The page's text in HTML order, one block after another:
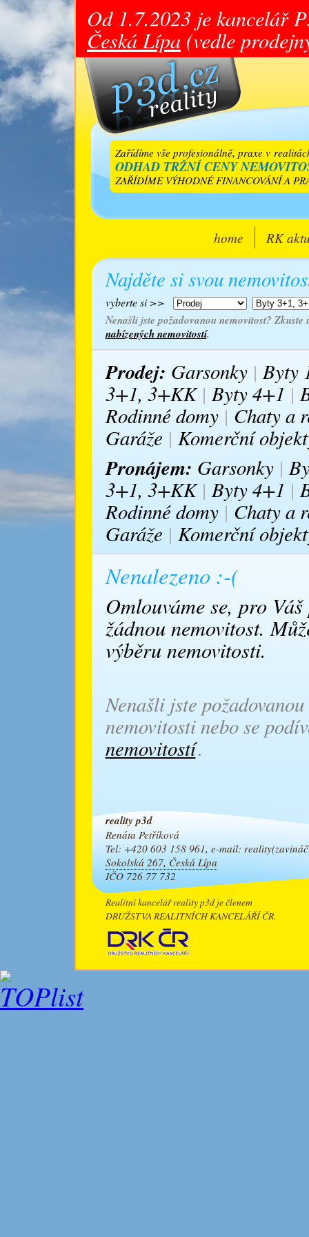
Od 1.7.2023 je kancelář
Česká Lípa (vedle
Zařídíme vše profesionálně, praxe v
ODHAD TRŽNÍ CENY
ZAŘÍDÍME VÝHODNÉ FINANCOVÁNÍ A
home RK
Najděte si svou
vyberte si >>
Nenašli jste požadovanou nemovitost?
nabízených nemovitostí.
Prodej: Garsonky|Byty
3+1, 3+KK|Byty 4+1 |
Rodinné domy| Chaty a
Garáže | Komerční
Pronájem: Garsonky|
3+1, 3+KK|Byty 4+1 |
Rodinné domy| Chaty a
Garáže | Komerční
Nenalezeno :-(
Omlouváme se, pro
žádnou nemovitost.
výběru nemovitosti.
Nenašli jste
nemovitosti nebo se
nemovitostí.
reality p3d
Renáta Petříková
Tel: +420 603 158 961, e-mail: reality(zavi
Sokolská 267, Česká Lípa
IČO 726 77 732
Realitní kancelář reality p3d je členem
DRUŽSTVA REALITNÍCH KANCELÁŘÍ ČR.